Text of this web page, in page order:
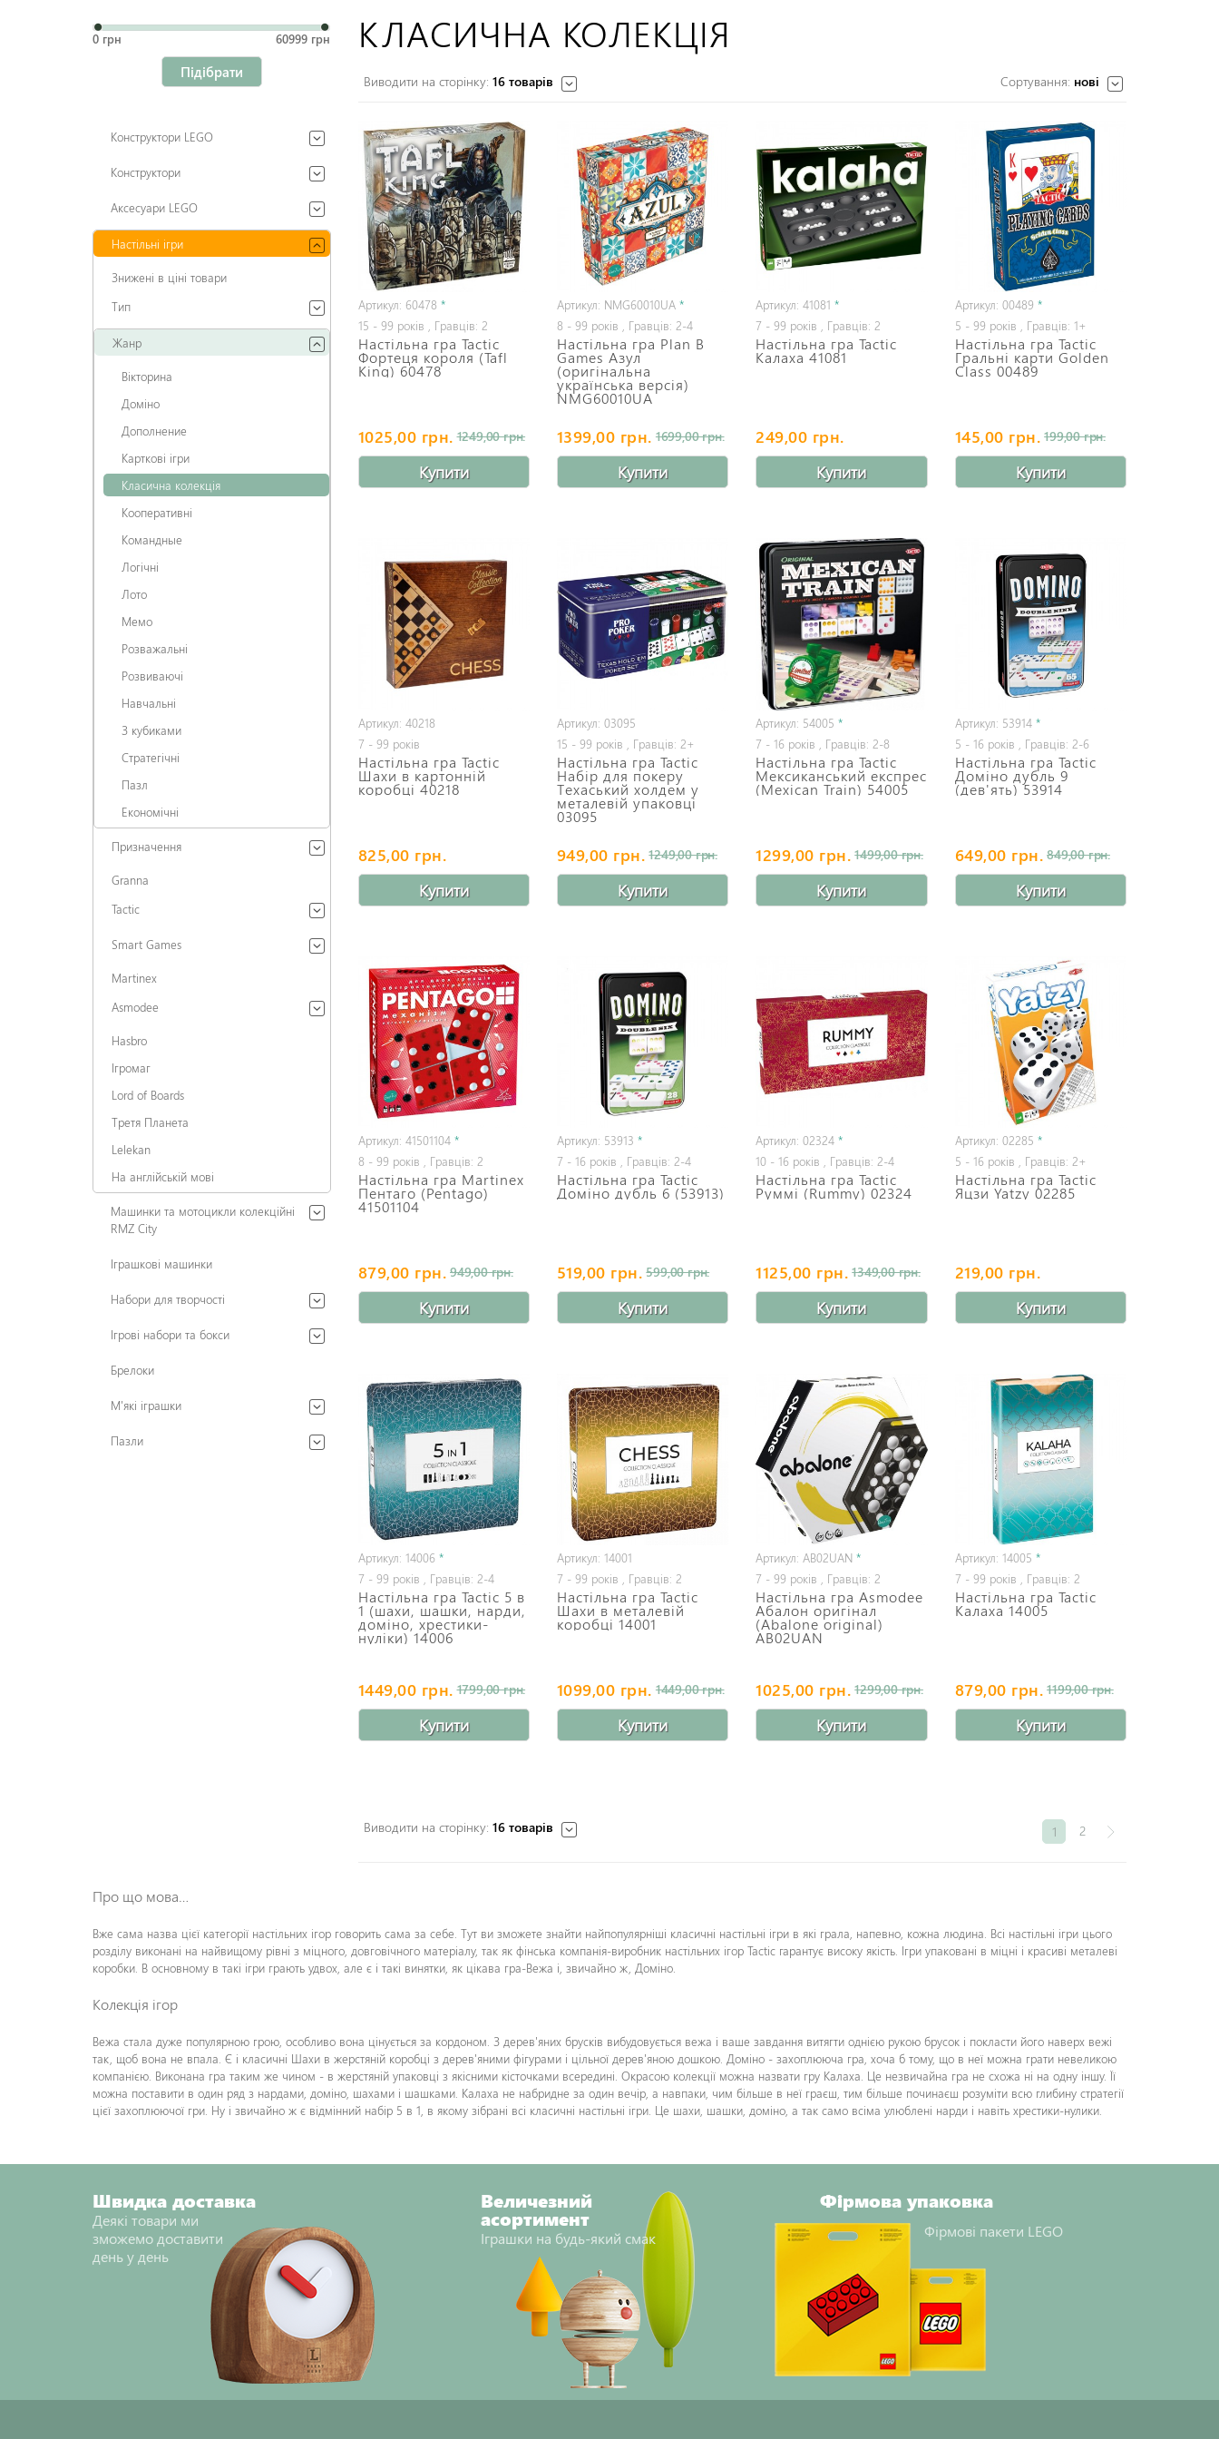
КЛАСИЧНА КОЛЕКЦІЯ
Виводити на сторінку: 16 товарів Сортування: нові
Артикул: 60478 *
15 - 99 років , Гравців: 2
Настільна гра Tactic
Фортеця короля (Tafl
King) 60478
1025,00 грн. 1249,00 грн.
Купити
Артикул: NMG60010UA*
8 - 99 років , Гравців: 2-4
Настільна гра Plan B
Games Азул
(оригінальна
українська версія)
NMG60010UA
1399,00 грн. 1699,00 грн.
Купити
Артикул: 41081 *
7 - 99 років , Гравців: 2
Настільна гра Tactic
Калаха 41081
249,00 грн.
Купити
Артикул: 00489 *
5 - 99 років , Гравців: 1+
Настільна гра Tactic
Гральні карти Golden
Class 00489
145,00 грн. 199,00 грн.
Купити
Артикул: 40218
7 - 99 років
Настільна гра Tactic
Шахи в картонній
коробці 40218
825,00 грн.
Купити
Артикул: 03095
15 - 99 років , Гравців: 2+
Настільна гра Tactic
Набір для покеру
Техаський холдем у
металевій упаковці
03095
949,00 грн. 1249,00 грн.
Купити
Артикул: 54005 *
7 - 16 років , Гравців: 2-8
Настільна гра Tactic
Мексиканський експрес
(Mexican Train) 54005
1299,00 грн. 1499,00 грн.
Купити
Артикул: 53914*
5 - 16 років , Гравців: 2-6
Настільна гра Tactic
Доміно дубль 9
(дев'ять) 53914
649,00 грн. 849,00 грн.
Купити
Артикул: 41501104*
8 - 99 років , Гравців: 2
Настільна гра Martinex
Пентаго (Pentago)
41501104
879,00 грн. 949,00 грн.
Купити
Артикул: 53913 *
7 - 16 років , Гравців: 2-4
Настільна гра Tactic
Доміно дубль 6 (53913)
519,00 грн. 599,00 грн.
Купити
Артикул: 02324 *
10 - 16 років , Гравців: 2-4
Настільна гра Tactic
Руммі (Rummy) 02324
1125,00 грн. 1349,00 грн.
Купити
Артикул: 02285 *
5 - 16 років , Гравців: 2+
Настільна гра Tactic
Яцзи Yatzy 02285
219,00 грн.
Купити
Артикул: 14006 *
7 - 99 років , Гравців: 2-4
Настільна гра Tactic 5 в
1 (шахи, шашки, нарди,
доміно, хрестики-
нуліки) 14006
1449,00 грн. 1799,00 грн.
Купити
Артикул: 14001
7 - 99 років , Гравців: 2
Настільна гра Tactic
Шахи в металевій
коробці 14001
1099,00 грн. 1449,00 грн.
Купити
Артикул: AB02UAN *
7 - 99 років , Гравців: 2
Настільна гра Asmodee
Абалон оригінал
(Abalone original)
AB02UAN
1025,00 грн. 1299,00 грн.
Купити
Артикул: 14005 *
7 - 99 років , Гравців: 2
Настільна гра Tactic
Калаха 14005
879,00 грн. 1199,00 грн.
Купити
Виводити на сторінку: 16 товарів 1 2
0 грн 60999 грн
Підібрати
Конструктори LEGO
Конструктори
Аксесуари LEGO
Настільні ігри
Знижені в ціні товари
Тип
Жанр
Вікторина
Доміно
Дополнение
Карткові ігри
Класична колекція
Кооперативні
Командные
Логічні
Лото
Мемо
Розважальні
Розвиваючі
Навчальні
З кубиками
Стратегічні
Пазл
Економічні
Призначення
Granna
Tactic
Smart Games
Martinex
Asmodee
Hasbro
Ігромаг
Lord of Boards
Третя Планета
Lelekan
На англійській мові
Машинки та мотоцикли колекційні
RMZ City
Іграшкові машинки
Набори для творчості
Ігрові набори та бокси
Брелоки
М'які іграшки
Пазли
Про що мова…
Вже сама назва цієї категорії настільних ігор говорить сама за себе. Тут ви зможете знайти найпопулярніші класичні настільні ігри в які грала, напевно, кожна людина. Всі настільні ігри цього
розділу виконані на найвищому рівні з міцного, довговічного матеріалу, так як фінська компанія-виробник настільних ігор Tactic гарантує високу якість. Ігри упаковані в міцні і красиві металеві
коробки. В основному в такі ігри грають удвох, але є і такі винятки, як цікава гра-Вежа і, звичайно ж, Доміно.
Колекція ігор
Вежа стала дуже популярною грою, особливо вона цінується за кордоном. З дерев'яних брусків вибудовується вежа і ваше завдання витягти однією рукою брусок і покласти його наверх вежі
так, щоб вона не впала. Є і класичні Шахи в жерстяній коробці з дерев'яними фігурами і цільної дерев'яною дошкою. Доміно - захоплююча гра, хоча б тому, що в неї можна грати невеликою
компанією. Виконана гра таким же чином - в жерстяній упаковці з якісними кісточками всередині. Окрасою колекції можна назвати гру Калаха. Це незвичайна гра не схожа ні на одну іншу. Її
можна поставити в один ряд з нардами, доміно, шахами і шашками. Калаха не набридне за один вечір, а навпаки, чим більше в неї граєш, тим більше починаєш розуміти всю глибину стратегії
цієї захоплюючої гри. Ну і звичайно ж є відмінний набір 5 в 1, в якому зібрані всі класичні настільні ігри. Це шахи, шашки, доміно, а так само всіма улюблені нарди і навіть хрестики-нулики.
Швидка доставка
Деякі товари ми
зможемо доставити
день у день
Величезний
асортимент
Іграшки на будь-який смак
Фірмова упаковка
Фірмові пакети LEGO